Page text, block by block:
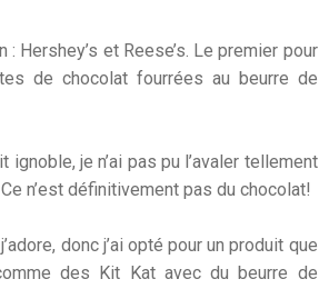
Hershey’s et Reese’s. Le premier pour
de chocolat fourrées au beurre de
ignoble, je n’ai pas pu l’avaler tellement
n’est définitivement pas du chocolat!
donc j’ai opté pour un produit que
des Kit Kat avec du beurre de